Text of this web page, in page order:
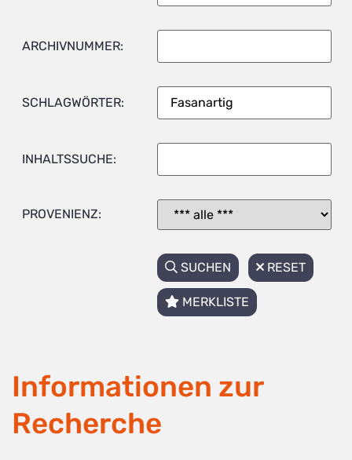
ARCHIVNUMMER:
SCHLAGWÖRTER:
INHALTSSUCHE:
PROVENIENZ:
SUCHEN RESET
MERKLISTE
Informationen zur
Recherche